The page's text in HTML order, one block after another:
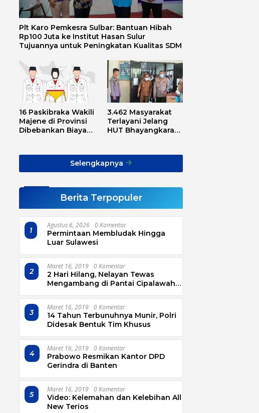
Plt Karo Pemkesra Sulbar: Bantuan Hibah
Rp100 Juta ke Institut Hasan Sulur
Tujuannya untuk Peningkatan Kualitas SDM
16 Paskibraka Wakili
Majene di Provinsi
Dibebankan Biaya
Semua
3.462 Masyarakat
Terlayani Jelang
HUT Bhayangkara
Selengkapnya
Berita Terpopuler
1
Agustus 6, 2026 0 Komentar
Permintaan Membludak Hingga
Luar Sulawesi
2
Maret 16, 2019 0 Komentar
2 Hari Hilang, Nelayan Tewas
Mengambang di Pantai Cipalawah
3
Maret 16, 2019 0 Komentar
14 Tahun Terbunuhnya Munir, Polri
Didesak Bentuk Tim Khusus
4
Maret 16, 2019 0 Komentar
Prabowo Resmikan Kantor DPD
Gerindra di Banten
5
Maret 16, 2019 0 Komentar
Video: Kelemahan dan Kelebihan All
New Terios